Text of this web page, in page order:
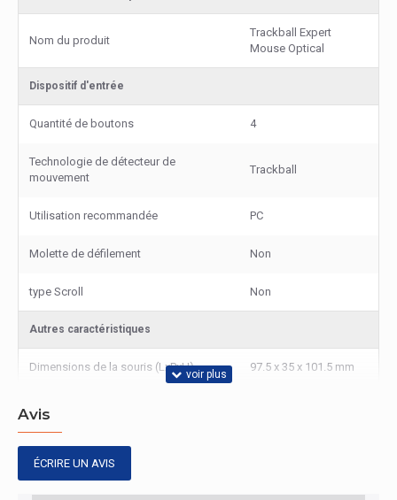
Nom du produit
Trackball Expert
Mouse Optical
Dispositif d'entrée
Quantité de boutons 4
Technologie de détecteur de
mouvement
Trackball
Utilisation recommandée PC
Molette de défilement Non
type Scroll Non
Autres caractéristiques
Dimensions de la souris (LxPxH) 97.5 x 35 x 101.5 mm
d'exploitation Mac
Prise en charge du système
Avis
ÉCRIRE UN AVIS